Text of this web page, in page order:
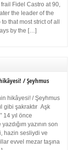
Fidel Castro at 90,
the leader of the
that most strict of all
by the […]
/ Şeyhmus
hikâyesi! / Şeyhmus
gibi şakraktır Aşk
14 yıl önce
yazının son
hazin sesliydi ve
evvel mezar taşına